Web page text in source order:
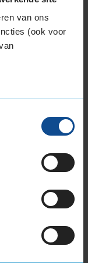
van ons
(ook voor
filiaal. De
op 390
van 10.
390 reviews